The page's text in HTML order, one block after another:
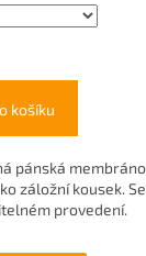
košíku
pánská
záložní kousek.
provedení.